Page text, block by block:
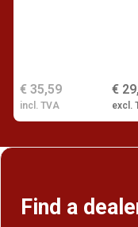
€
excl.
€ 35,59
incl. TVA
Find a